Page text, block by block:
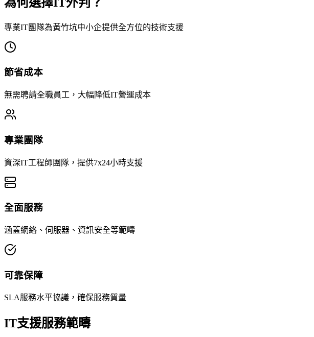
專業IT團隊為黃竹坑中小企提供全方位的技術支援
節省成本
無需聘請全職員工，大幅降低IT營運成本
專業團隊
資深IT工程師團隊，提供7x24小時支援
全面服務
涵蓋網絡、伺服器、資訊安全等範疇
可靠保障
SLA服務水平協議，確保服務質量
IT支援服務範疇